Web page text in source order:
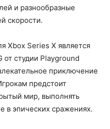
и разнообразные
скорости.
Xbox Series X является
от студии Playground
приключение
предстоит
мир, выполнять
в эпических сражениях.